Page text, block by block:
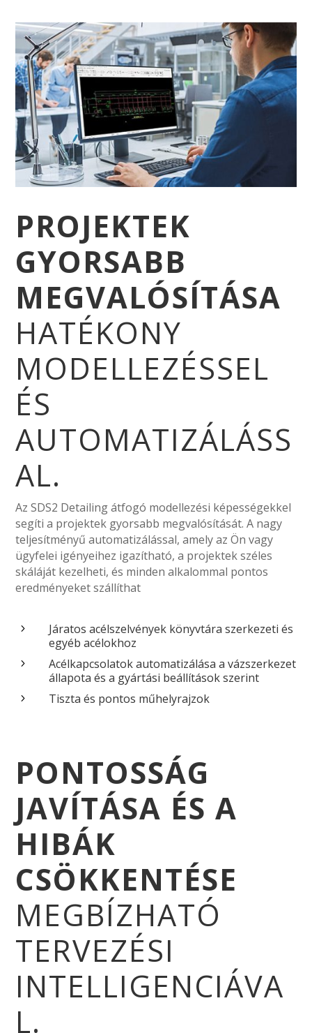
PROJEKTEK
GYORSABB
MEGVALÓSÍTÁSA
HATÉKONY
MODELLEZÉSSEL
ÉS
AUTOMATIZÁLÁSS
AL.
Az SDS2 Detailing átfogó modellezési képességekkel
segíti a projektek gyorsabb megvalósítását. A nagy
teljesítményű automatizálással, amely az Ön vagy
ügyfelei igényeihez igazítható, a projektek széles
skáláját kezelheti, és minden alkalommal pontos
eredményeket szállíthat
5
Járatos acélszelvények könyvtára szerkezeti és
egyéb acélokhoz
5
Acélkapcsolatok automatizálása a vázszerkezet
állapota és a gyártási beállítások szerint
5 Tiszta és pontos műhelyrajzok
PONTOSSÁG
JAVÍTÁSA ÉS A
HIBÁK
CSÖKKENTÉSE
MEGBÍZHATÓ
TERVEZÉSI
INTELLIGENCIÁVA
L.